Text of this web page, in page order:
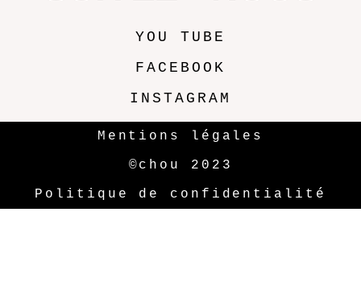
YOU TUBE
FACEBOOK
INSTAGRAM
Mentions légales
©chou 2023
Politique de confidentialité